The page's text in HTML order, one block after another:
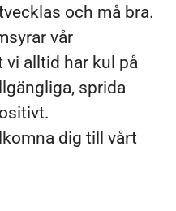
och må bra.
vår
vi alltid har kul på
sprida
dig till vårt